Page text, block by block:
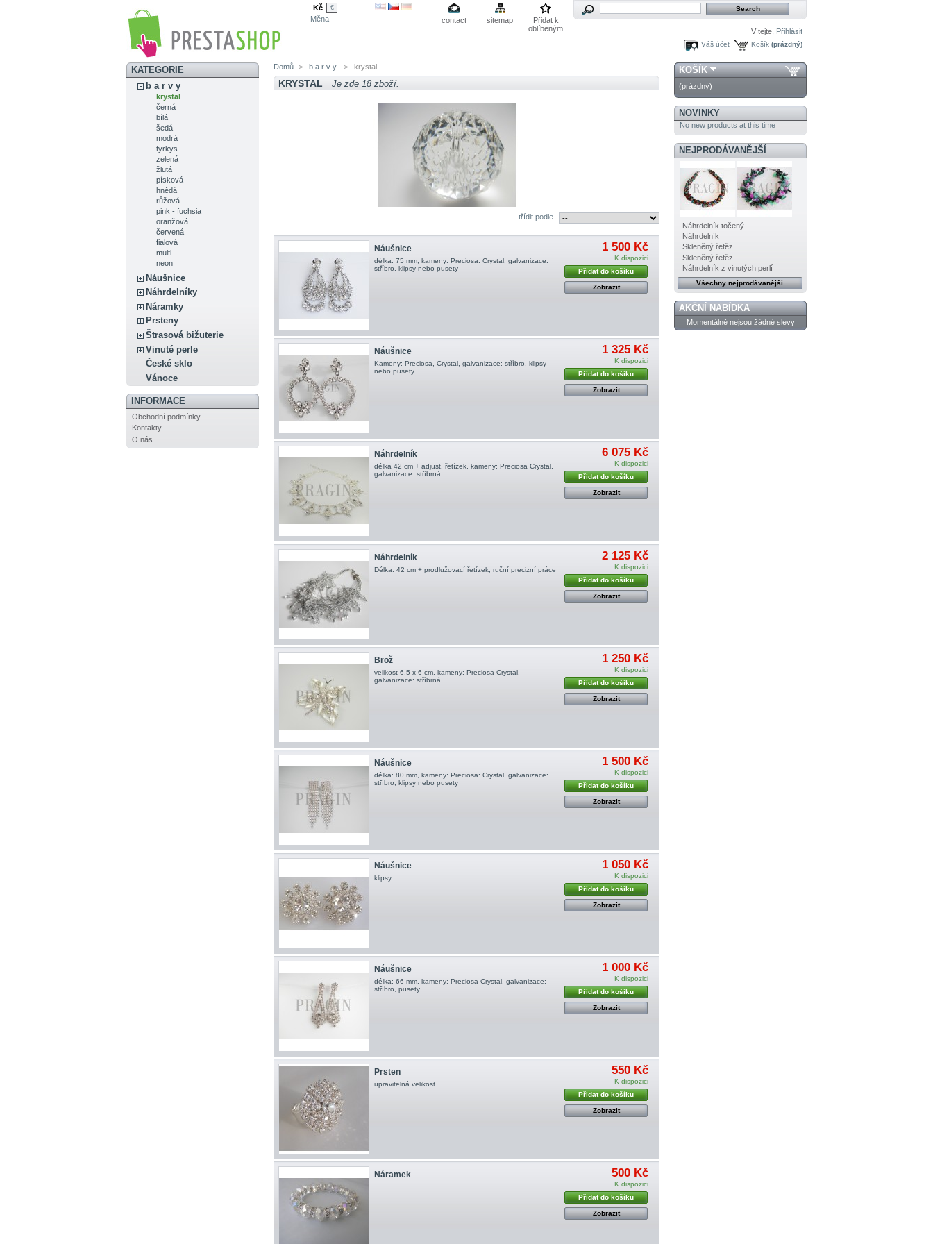
Kč €
Měna contact sitemap
Přidat k
oblíbeným
Vítejte, Přihlásit
Košík (prázdný)
Váš účet
KATEGORIE
b a r v y
krystal
černá
bílá
šedá
modrá
tyrkys
zelená
žlutá
písková
hnědá
růžová
pink - fuchsia
oranžová
červená
fialová
multi
neon
Náušnice
Náhrdelníky
Náramky
Prsteny
Štrasová bižuterie
Vinuté perle
České sklo
Vánoce
INFORMACE
Obchodní podmínky
Kontakty
O nás
Domů > b a r v y > krystal
KRYSTAL Je zde 18 zboží.
třídit podle
Náušnice
délka: 75 mm, kameny: Preciosa: Crystal, galvanizace:
stříbro, klipsy nebo pusety
1 500 Kč
K dispozici
Přidat do košíku
Zobrazit
Náušnice
Kameny: Preciosa, Crystal, galvanizace: stříbro, klipsy
nebo pusety
1 325 Kč
K dispozici
Přidat do košíku
Zobrazit
Náhrdelník
délka 42 cm + adjust. řetízek, kameny: Preciosa Crystal,
galvanizace: stříbrná
6 075 Kč
K dispozici
Přidat do košíku
Zobrazit
Náhrdelník
Délka: 42 cm + prodlužovací řetízek, ruční precizní práce
2 125 Kč
K dispozici
Přidat do košíku
Zobrazit
Brož
velikost 6,5 x 6 cm, kameny: Preciosa Crystal,
galvanizace: stříbrná
1 250 Kč
K dispozici
Přidat do košíku
Zobrazit
Náušnice
délka: 80 mm, kameny: Preciosa: Crystal, galvanizace:
stříbro, klipsy nebo pusety
1 500 Kč
K dispozici
Přidat do košíku
Zobrazit
Náušnice
klipsy
1 050 Kč
K dispozici
Přidat do košíku
Zobrazit
Náušnice
délka: 66 mm, kameny: Preciosa Crystal, galvanizace:
stříbro, pusety
1 000 Kč
K dispozici
Přidat do košíku
Zobrazit
Prsten
upravitelná velikost
550 Kč
K dispozici
Přidat do košíku
Zobrazit
Náramek 500 Kč
K dispozici
Přidat do košíku
Zobrazit
KOŠÍK
(prázdný)
NOVINKY
No new products at this time
NEJPRODÁVANĚJŠÍ
Náhrdelník točený
Náhrdelník
Skleněný řetěz
Skleněný řetěz
Náhrdelník z vinutých perlí
Všechny nejprodávanější
AKČNÍ NABÍDKA
Momentálně nejsou žádné slevy